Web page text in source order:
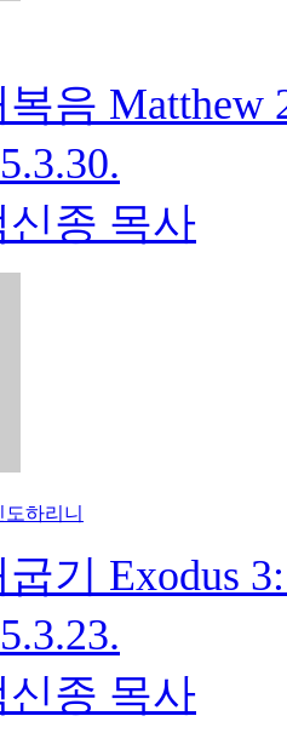
음 Matthew
종 목사
하리니
기 Exodus
종 목사